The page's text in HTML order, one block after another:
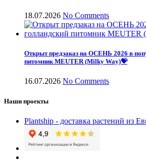
18.07.2026 No Comments
Открыт предзаказ на ОСЕНЬ 2026 в
питомник MEUTER (Milky Way)💝
16.07.2026 No Comments
Наши проекты
Plantship - доставка растений из